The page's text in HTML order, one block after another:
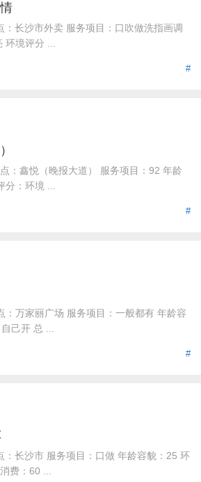
长沙市外卖 服务项目：口吹做洗指画调
境评分 ...
#
：鑫悦（晚报大道） 服务项目：92 年龄
：环境 ...
#
：万家丽广场 服务项目：一般都有 年龄容
己开 总 ...
#
：长沙市 服务项目：口做 年龄容貌：25 环
费：60 ...